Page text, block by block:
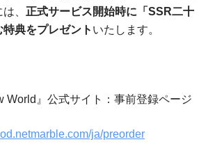
、 正式サービス開始時に「SSR二十
典をプレゼント いたします。
World』公式サイト：事前登録ページ
ja/preorder